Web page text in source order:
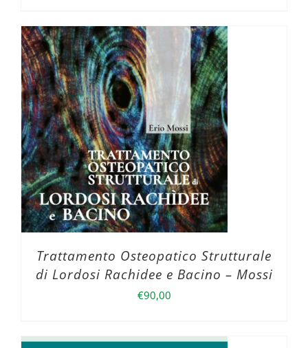
Trattamento Osteopatico Strutturale
di Lordosi Rachidee e Bacino – Mossi
€90,00